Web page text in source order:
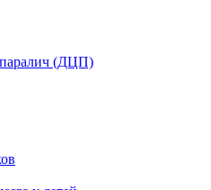
паралич (ДЦП)